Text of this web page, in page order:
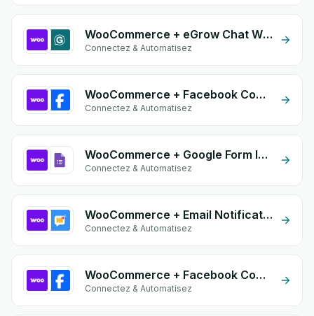
WooCommerce + eGrow Chat Widget
Connectez & Automatisez
WooCommerce + Facebook Comments
Connectez & Automatisez
WooCommerce + Google Form Integration
Connectez & Automatisez
WooCommerce + Email Notifications by eGrow
Connectez & Automatisez
WooCommerce + Facebook Commerce
Connectez & Automatisez